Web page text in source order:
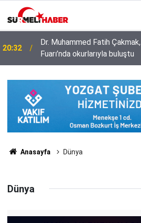
20:32
Dr. Muhammed Fatih
Fuarı’nda okurlarıyla buluştu
Anasayfa Dünya
Dünya